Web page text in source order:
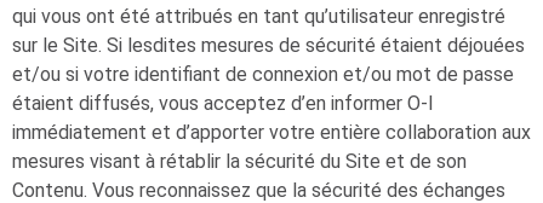
qui vous ont été attribués en tant qu’utilisateur enregistré
sur le Site. Si lesdites mesures de sécurité étaient déjouées
et/ou si votre identifiant de connexion et/ou mot de passe
étaient diffusés, vous acceptez d’en informer O-I
immédiatement et d’apporter votre entière collaboration aux
mesures visant à rétablir la sécurité du Site et de son
Contenu. Vous reconnaissez que la sécurité des échanges